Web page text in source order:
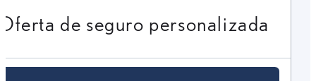
de seguro personalizada